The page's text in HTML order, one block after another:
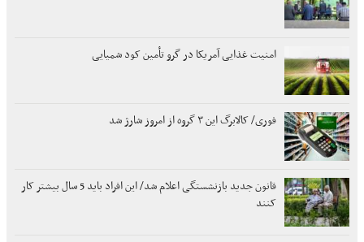
امنیت غذایی آمریکا در گرو تأمین کود شمیایی
فوری/ کالابرگ این ۳ گروه از امروز شارژ شد
قانون جدید بازنشستگی اعلام شد/ این افراد باید 5 سال بیشتر کار
کنند